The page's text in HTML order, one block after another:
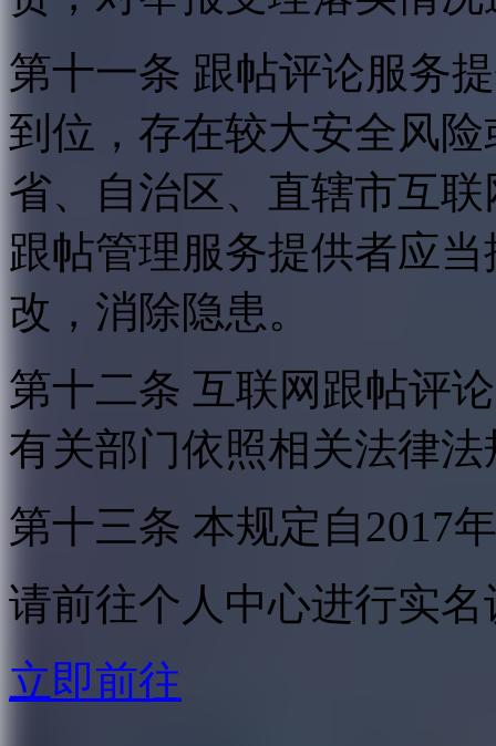
第十一条 跟帖评论服务
到位，存在较大安全风
省、自治区、直辖市互
跟帖管理服务提供者应
改，消除隐患。
第十二条 互联网跟帖评
有关部门依照相关法律
第十三条 本规定自2017
请前往个人中心进行实名
立即前往